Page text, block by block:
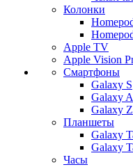
Колонки
Apple TV
Apple Vision
Смартфоны
Galaxy S
Galaxy A
Galaxy Z
Планшеты
Galaxy
Galaxy
Часы